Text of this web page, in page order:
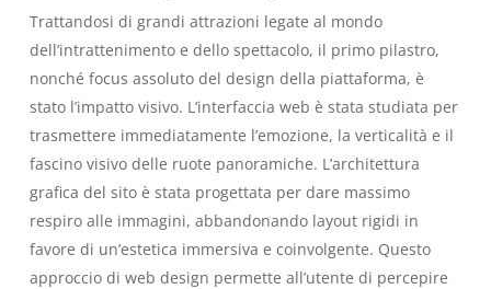
Trattandosi di grandi attrazioni legate al mondo
dell’intrattenimento e dello spettacolo, il primo pilastro,
nonché focus assoluto del design della piattaforma, è
stato l’impatto visivo. L’interfaccia web è stata studiata per
trasmettere immediatamente l’emozione, la verticalità e il
fascino visivo delle ruote panoramiche. L’architettura
grafica del sito è stata progettata per dare massimo
respiro alle immagini, abbandonando layout rigidi in
favore di un’estetica immersiva e coinvolgente. Questo
approccio di web design permette all’utente di percepire